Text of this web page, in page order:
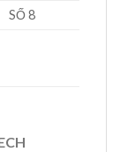
SỐ 8